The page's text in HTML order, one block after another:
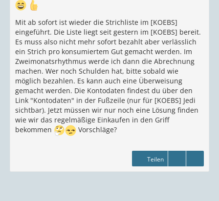
Mit ab sofort ist wieder die Strichliste im [KOEBS]
eingeführt. Die Liste liegt seit gestern im [KOEBS] bereit.
Es muss also nicht mehr sofort bezahlt aber verlässlich
ein Strich pro konsumiertem Gut gemacht werden. Im
Zweimonatsrhythmus werde ich dann die Abrechnung
machen. Wer noch Schulden hat, bitte sobald wie
möglich bezahlen. Es kann auch eine Überweisung
gemacht werden. Die Kontodaten findest du über den
Link "Kontodaten" in der Fußzeile (nur für [KOEBS] Jedi
sichtbar). Jetzt müssen wir nur noch eine Lösung finden
wie wir das regelmäßige Einkaufen in den Griff
bekommen
Vorschläge?
Teilen